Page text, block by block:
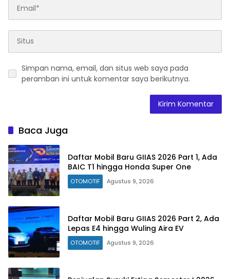
Simpan nama, email, dan situs web saya pada
peramban ini untuk komentar saya berikutnya.
Baca Juga
Daftar Mobil Baru GIIAS 2026 Part 1, Ada
BAIC T1 hingga Honda Super One
OTOMOTIF Agustus 9, 2026
Daftar Mobil Baru GIIAS 2026 Part 2, Ada
Lepas E4 hingga Wuling Aira EV
OTOMOTIF Agustus 9, 2026